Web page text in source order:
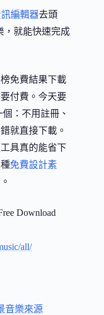
訊編輯器去頭
，就能快速完成
免費結果下載
付費。今天要
：不用註冊、
就直接下載。
具真的能省下
免費設計素
Download
all/
音樂來源